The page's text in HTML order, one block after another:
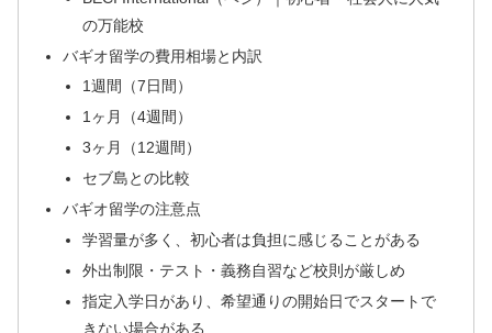
の万能校
バギオ留学の費用相場と内訳
1週間（7日間）
1ヶ月（4週間）
3ヶ月（12週間）
セブ島との比較
バギオ留学の注意点
学習量が多く、初心者は負担に感じることがある
外出制限・テスト・義務自習など校則が厳しめ
指定入学日があり、希望通りの開始日でスタートで
きない場合がある